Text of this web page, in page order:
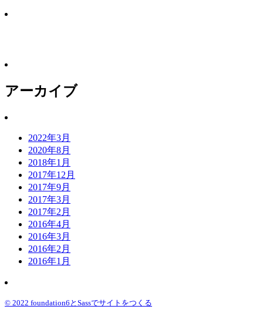
アーカイブ
2022年3月
2020年8月
2018年1月
2017年12月
2017年9月
2017年3月
2017年2月
2016年4月
2016年3月
2016年2月
2016年1月
© 2022 foundation6とSassでサイトをつくる